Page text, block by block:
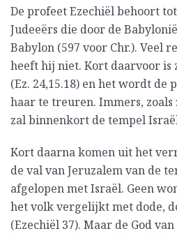
De profeet Ezechiël behoort
Judeeërs die door de
Babylon (597 voor Chr.). Veel
heeft hij niet. Kort daarvoor is
(Ez. 24,15.18) en het wordt de
haar te treuren. Immers, zoals
zal binnenkort de tempel
Kort daarna komen uit het
de val van Jeruzalem van de
afgelopen met Israël. Geen
het volk vergelijkt met dode,
(Ezechiël 37). Maar de God